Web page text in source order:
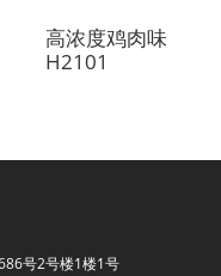
高浓度鸡肉味
H2101
号2号楼1楼1号